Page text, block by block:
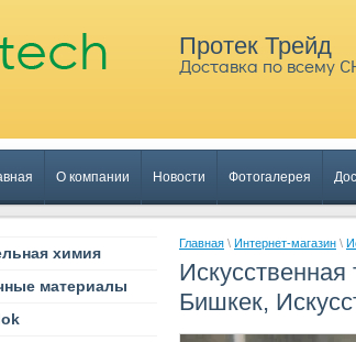
Протек Трейд
Доставка по всему
О компании Новости Фотогалерея
химия
материалы
Главная \ Интернет-магазин \
Бишкек,